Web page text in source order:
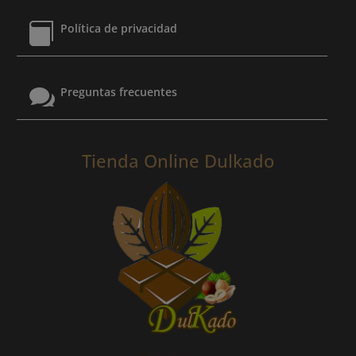
 Política de privacidad
 Preguntas frecuentes
Tienda Online Dulkado